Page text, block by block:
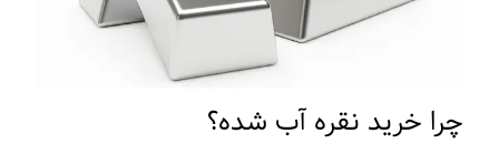
چرا خرید نقره آب‌ شده؟